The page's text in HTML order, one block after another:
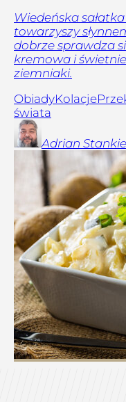
Wiedeńska
towarzyszy
dobrze sprawdza
kremowa i
ziemniaki.
ObiadyKolacje
świata
Adrian